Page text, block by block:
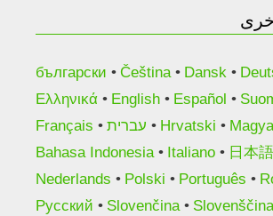
български Čeština Dansk
Ελληνικά
English Español
Français
עברית Hrvatski
Bahasa Indonesia
Italiano 日本語
Nederlands
Polski Português
Русский
Slovenčina
Slovenščina